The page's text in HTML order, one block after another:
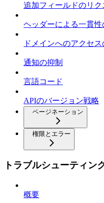
追加フィールドのリク
ヘッダーによる一貫性
ドメインへのアクセ
通知の抑制
言語コード
APIのバージョン戦略
ページネーション
権限とエラー
トラブルシューティン
概要